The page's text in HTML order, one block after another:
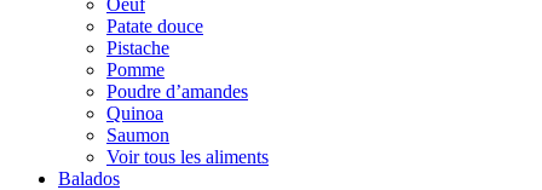
Oeuf
Patate douce
Pistache
Pomme
Poudre d’amandes
Quinoa
Saumon
Voir tous les aliments
Balados